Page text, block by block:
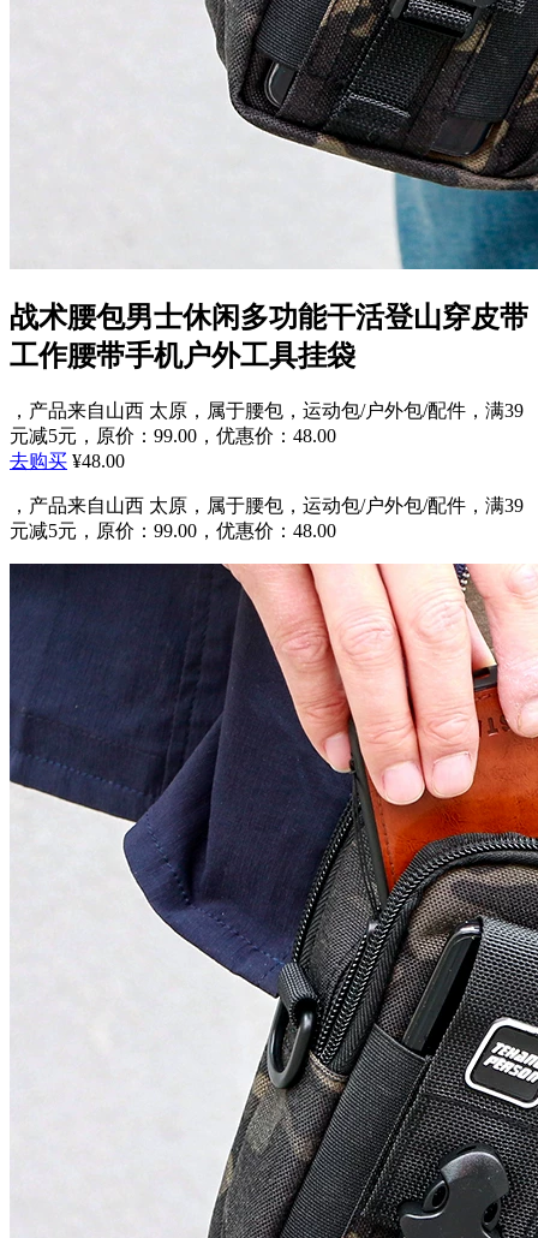
战术腰包男士休闲多功能干活登山穿皮带
工作腰带手机户外工具挂袋
，产品来自山西 太原，属于腰包，运动包/户外包/配件，满39
元减5元，原价：99.00，优惠价：48.00
去购买 ¥48.00
，产品来自山西 太原，属于腰包，运动包/户外包/配件，满39
元减5元，原价：99.00，优惠价：48.00